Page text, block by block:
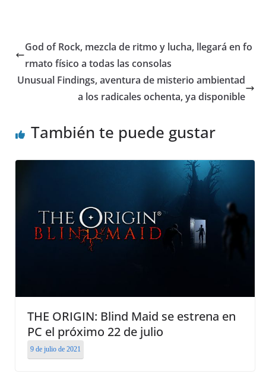
God of Rock, mezcla de ritmo y lucha, llegará en fo
rmato físico a todas las consolas
Unusual Findings, aventura de misterio ambientad
a los radicales ochenta, ya disponible
También te puede gustar
THE ORIGIN: Blind Maid se estrena en
PC el próximo 22 de julio
9 de julio de 2021